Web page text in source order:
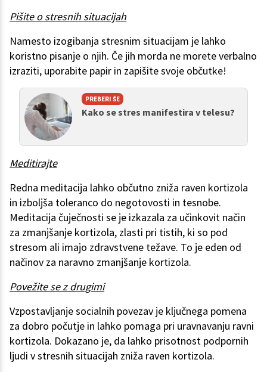
Pišite o stresnih situacijah
Namesto izogibanja stresnim situacijam je lahko
koristno pisanje o njih. Če jih morda ne morete verbalno
izraziti, uporabite papir in zapišite svoje občutke!
PREBERI ŠE
Kako se stres manifestira v telesu?
Meditirajte
Redna meditacija lahko občutno zniža raven kortizola
in izboljša toleranco do negotovosti in tesnobe.
Meditacija čuječnosti se je izkazala za učinkovit način
za zmanjšanje kortizola, zlasti pri tistih, ki so pod
stresom ali imajo zdravstvene težave. To je eden od
načinov za naravno zmanjšanje kortizola.
Povežite se z drugimi
Vzpostavljanje socialnih povezav je ključnega pomena
za dobro počutje in lahko pomaga pri uravnavanju ravni
kortizola. Dokazano je, da lahko prisotnost podpornih
ljudi v stresnih situacijah zniža raven kortizola.